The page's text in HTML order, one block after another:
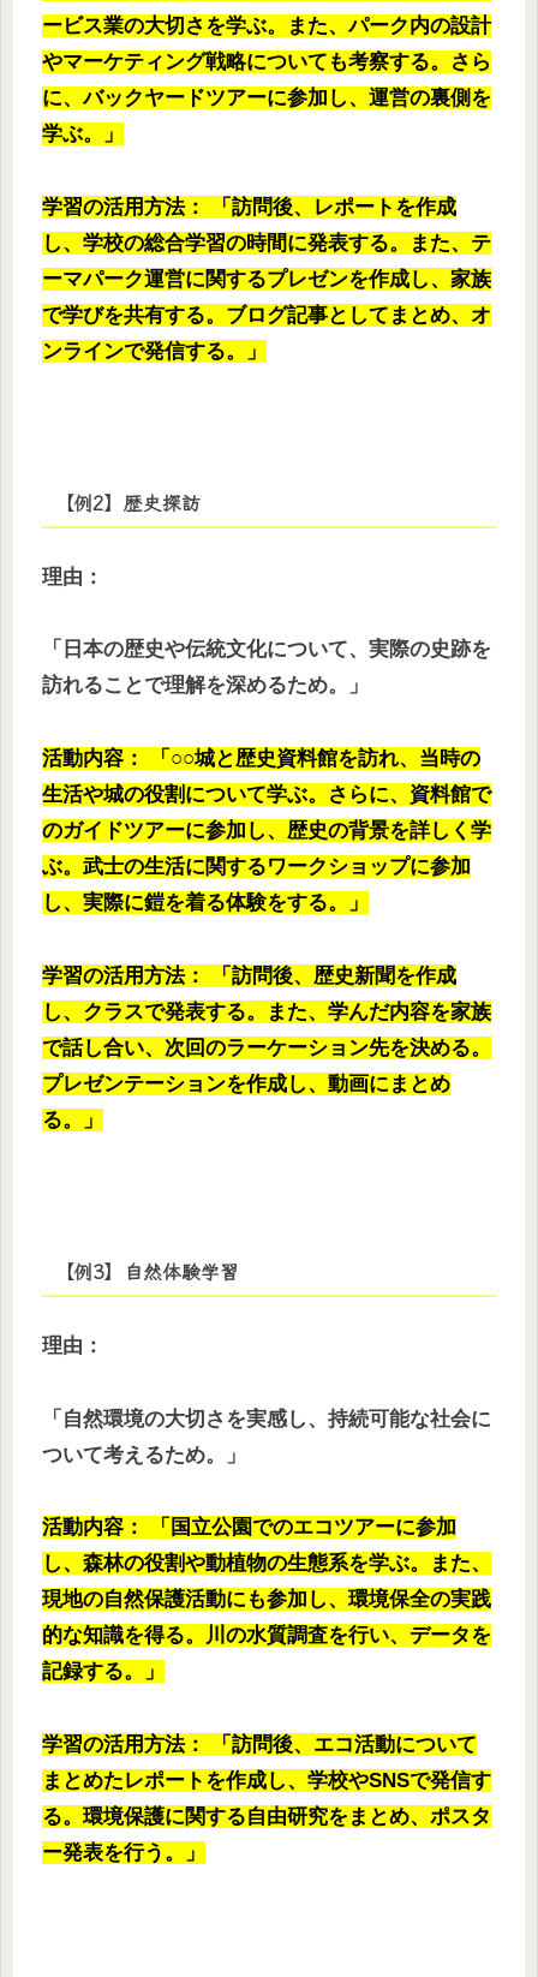
ービス業の大切さを学ぶ。また、パーク内の設計
やマーケティング戦略についても考察する。さら
に、バックヤードツアーに参加し、運営の裏側を
学ぶ。」
学習の活用方法： 「訪問後、レポートを作成
し、学校の総合学習の時間に発表する。また、テ
ーマパーク運営に関するプレゼンを作成し、家族
で学びを共有する。ブログ記事としてまとめ、オ
ンラインで発信する。」
【例2】歴史探訪
理由：
「日本の歴史や伝統文化について、実際の史跡を
訪れることで理解を深めるため。」
活動内容： 「○○城と歴史資料館を訪れ、当時の
生活や城の役割について学ぶ。さらに、資料館で
のガイドツアーに参加し、歴史の背景を詳しく学
ぶ。武士の生活に関するワークショップに参加
し、実際に鎧を着る体験をする。」
学習の活用方法： 「訪問後、歴史新聞を作成
し、クラスで発表する。また、学んだ内容を家族
で話し合い、次回のラーケーション先を決める。
プレゼンテーションを作成し、動画にまとめ
る。」
【例3】自然体験学習
理由：
「自然環境の大切さを実感し、持続可能な社会に
ついて考えるため。」
活動内容： 「国立公園でのエコツアーに参加
し、森林の役割や動植物の生態系を学ぶ。また、
現地の自然保護活動にも参加し、環境保全の実践
的な知識を得る。川の水質調査を行い、データを
記録する。」
学習の活用方法： 「訪問後、エコ活動について
まとめたレポートを作成し、学校やSNSで発信す
る。環境保護に関する自由研究をまとめ、ポスタ
ー発表を行う。」